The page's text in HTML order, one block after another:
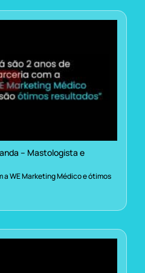
– Mastologista e
a WE Marketing Médico e ótimos